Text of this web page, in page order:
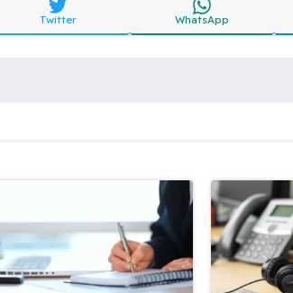
WhatsApp
Twitter